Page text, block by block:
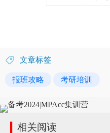
文章标签
报班攻略 考研培训
相关阅读